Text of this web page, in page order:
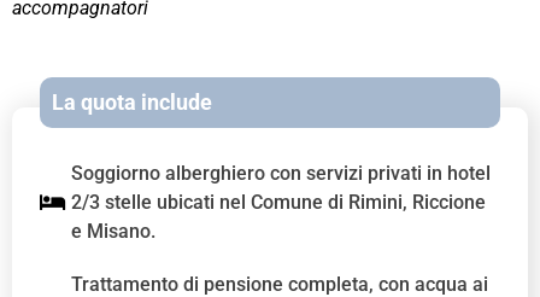
accompagnatori
La quota include
Soggiorno alberghiero con servizi privati in hotel
2/3 stelle ubicati nel Comune di Rimini, Riccione
e Misano.
Trattamento di pensione completa, con acqua ai